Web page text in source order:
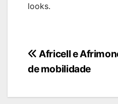
looks.
Navegação
de
artigos
Africell e
de mobilidade